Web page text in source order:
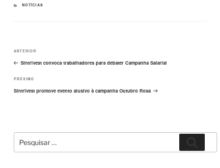
e
o
k
CATEGORIAS
NOTÍCIAS
de
Post
Post
anterior
ANTERIOR
Sintrivest convoca trabalhadores para debater Campanha Salarial
Próximo
post
PRÓXIMO
Sintrivest promove evento alusivo à campanha Outubro Rosa
Pesquisar
por: